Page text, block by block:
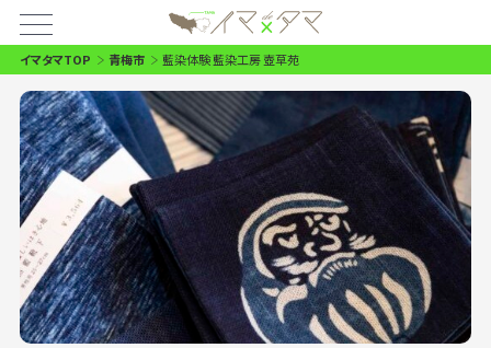
イマタマTOP 青梅市 藍染体験 藍染工房 壺草苑